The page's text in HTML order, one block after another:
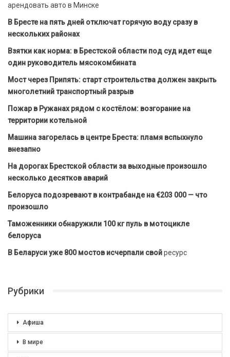
арендовать авто в Минске
В Бресте на пять дней отключат горячую воду сразу в
нескольких районах
Взятки как норма: в Брестской области под суд идет еще
один руководитель мясокомбината
Мост через Припять: старт строительства должен закрыть
многолетний транспортный разрыв
Пожар в Ружанах рядом с костёлом: возгорание на
территории котельной
Машина загорелась в центре Бреста: пламя вспыхнуло
внезапно
На дорогах Брестской области за выходные произошло
несколько десятков аварий
Белоруса подозревают в контрабанде на €203 000 — что
произошло
Таможенники обнаружили 100 кг пуль в мотоцикле
белоруса
В Беларуси уже 800 мостов исчерпали свойресурс
Рубрики
Афиша
В мире